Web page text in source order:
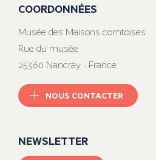
COORDONNÉES
Musée des Maisons comtoises
Rue du musée
25360 Nancray - France
NOUS CONTACTER
NEWSLETTER